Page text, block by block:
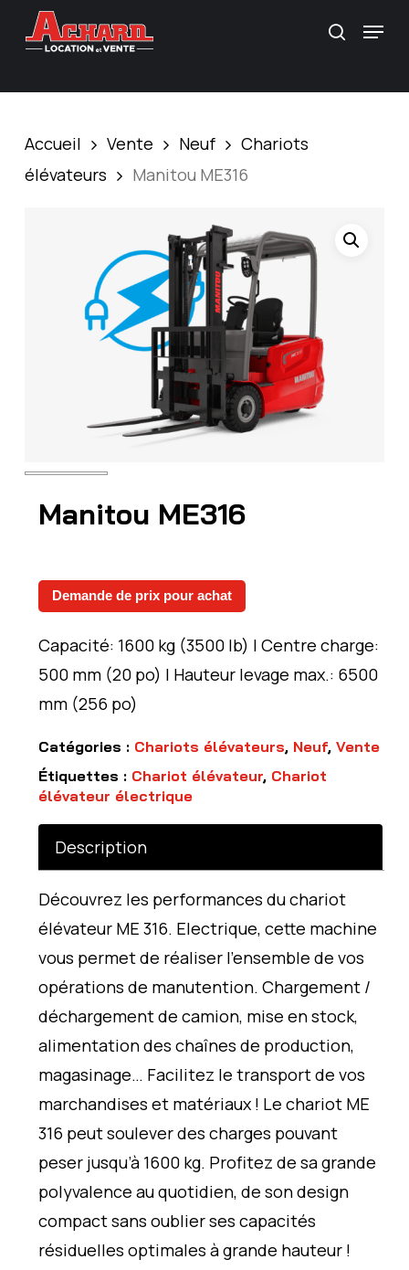
Menu
Accueil Vente Neuf
Chariots
élévateurs
Manitou ME316
Manitou ME316
Demande de prix pour achat
Capacité: 1600 kg (3500 lb) | Centre charge:
500 mm (20 po) | Hauteur levage max.: 6500
mm (256 po)
Catégories : Chariots élévateurs, Neuf, Vente
Étiquettes : Chariot élévateur, Chariot
élévateur électrique
Description
Découvrez les performances du chariot
élévateur ME 316. Electrique, cette machine
vous permet de réaliser l’ensemble de vos
opérations de manutention. Chargement /
déchargement de camion, mise en stock,
alimentation des chaînes de production,
magasinage… Facilitez le transport de vos
marchandises et matériaux ! Le chariot ME
316 peut soulever des charges pouvant
peser jusqu’à 1600 kg. Profitez de sa grande
polyvalence au quotidien, de son design
compact sans oublier ses capacités
résiduelles optimales à grande hauteur !